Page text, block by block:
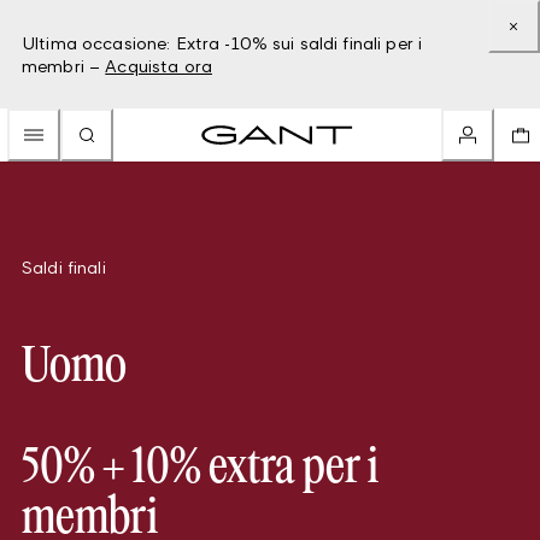
Ultima occasione: Extra -10% sui saldi finali per i
membri – Acquista ora
Saldi finali
Uomo
50% + 10% extra per i
membri